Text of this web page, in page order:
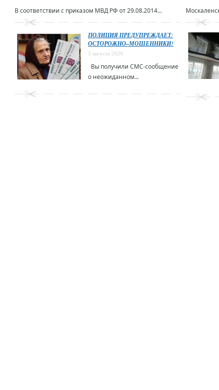
В соответствии с приказом МВД РФ от 29.08.2014...
ПОЛИЦИЯ ПРЕДУПРЕЖДАЕТ:
ОСТОРОЖНО–МОШЕННИКИ!
3 августа 2026
Вы получили СМС-сообщение
о неожиданном...